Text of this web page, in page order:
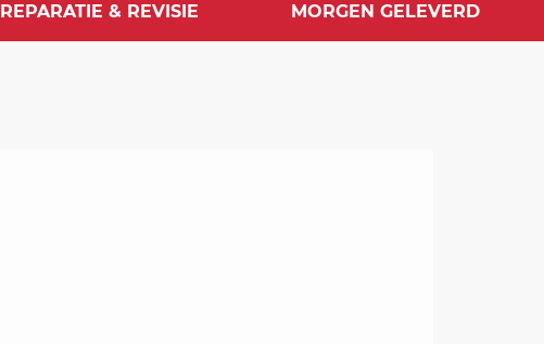
REPARATIE & REVISIE
MORGEN GELEVERD